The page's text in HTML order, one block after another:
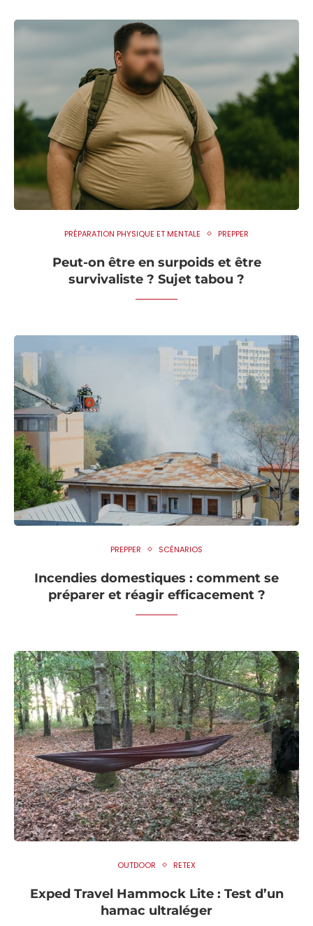
PRÉPARATION PHYSIQUE ET MENTALE PREPPER
Peut-on être en surpoids et être
survivaliste ? Sujet tabou ?
PREPPER SCÉNARIOS
Incendies domestiques : comment se
préparer et réagir efficacement ?
OUTDOOR RETEX
Exped Travel Hammock Lite : Test d’un
hamac ultraléger